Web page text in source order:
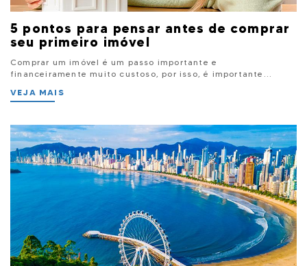
5 pontos para pensar antes de comprar
seu primeiro imóvel
Comprar um imóvel é um passo importante e
financeiramente muito custoso, por isso, é importante...
VEJA MAIS